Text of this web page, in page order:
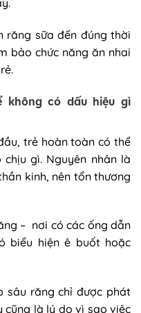
răng sữa đến đúng thời
bảo chức năng ăn nhai
không có dấu hiệu gì
trẻ hoàn toàn có thể
gì. Nguyên nhân là
kinh, nên tổn thương
– nơi có các ống dẫn
biểu hiện ê buốt hoặc
sâu răng chỉ được phát
cũng là lý do vì sao việc